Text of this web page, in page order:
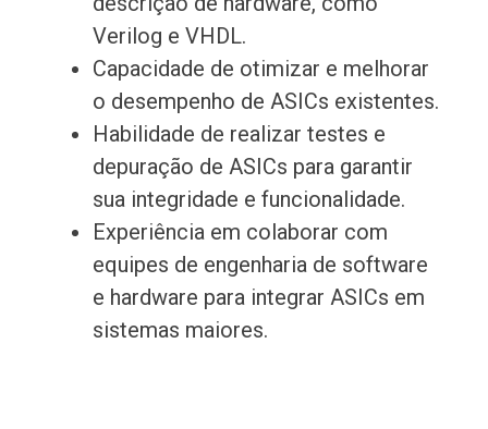
Verilog e VHDL.
Capacidade de otimizar e melhorar
o desempenho de ASICs existentes.
Habilidade de realizar testes e
depuração de ASICs para garantir
sua integridade e funcionalidade.
Experiência em colaborar com
equipes de engenharia de software
e hardware para integrar ASICs em
sistemas maiores.